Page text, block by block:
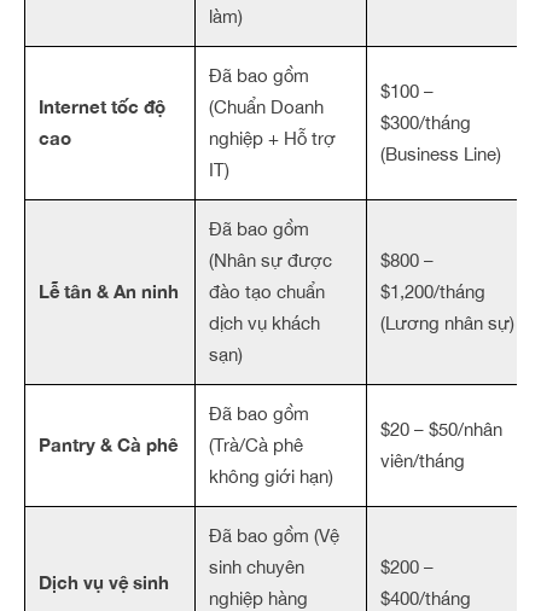
làm)
Internet tốc độ
cao
Đã bao gồm
(Chuẩn Doanh
nghiệp + Hỗ trợ
IT)
$100 –
$300/tháng
(Business Line)
Lễ tân & An ninh
Đã bao gồm
(Nhân sự được
đào tạo chuẩn
dịch vụ khách
sạn)
$800 –
$1,200/tháng
(Lương nhân sự)
Pantry & Cà phê
Đã bao gồm
(Trà/Cà phê
không giới hạn)
$20 – $50/nhân
viên/tháng
Dịch vụ vệ sinh
Đã bao gồm (Vệ
sinh chuyên
nghiệp hàng
$200 –
$400/tháng